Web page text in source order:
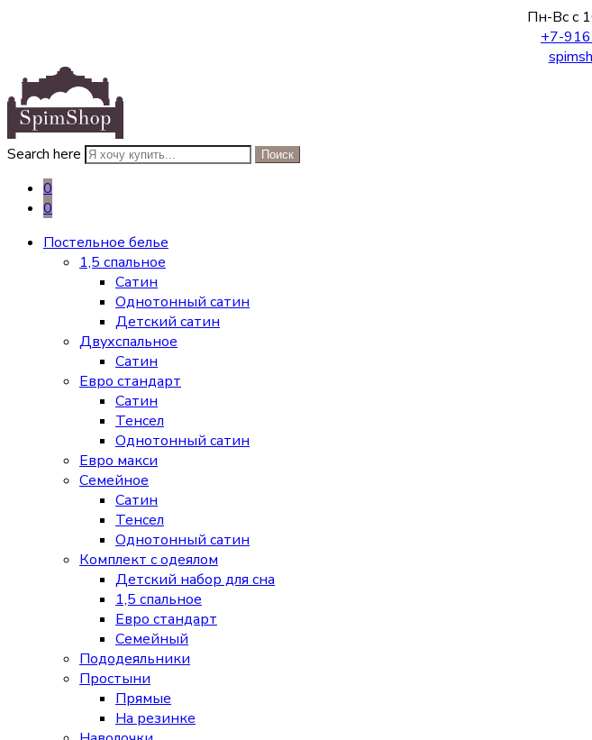
Пн-Вс с
+7-
Search here Поиск
0
0
Постельное белье
1,5 спальное
Сатин
Однотонный сатин
Детский сатин
Двухспальное
Сатин
Евро стандарт
Сатин
Тенсел
Однотонный сатин
Евро макси
Семейное
Сатин
Тенсел
Однотонный сатин
Комплект с одеялом
Детский набор для сна
1,5 спальное
Евро стандарт
Семейный
Пододеяльники
Простыни
Прямые
На резинке